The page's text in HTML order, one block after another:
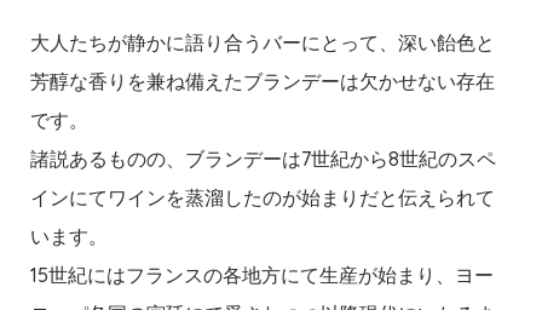
大人たちが静かに語り合うバーにとって、深い飴色と
芳醇な香りを兼ね備えたブランデーは欠かせない存在
です。
諸説あるものの、ブランデーは7世紀から8世紀のスペ
インにてワインを蒸溜したのが始まりだと伝えられて
います。
15世紀にはフランスの各地方にて生産が始まり、ヨー